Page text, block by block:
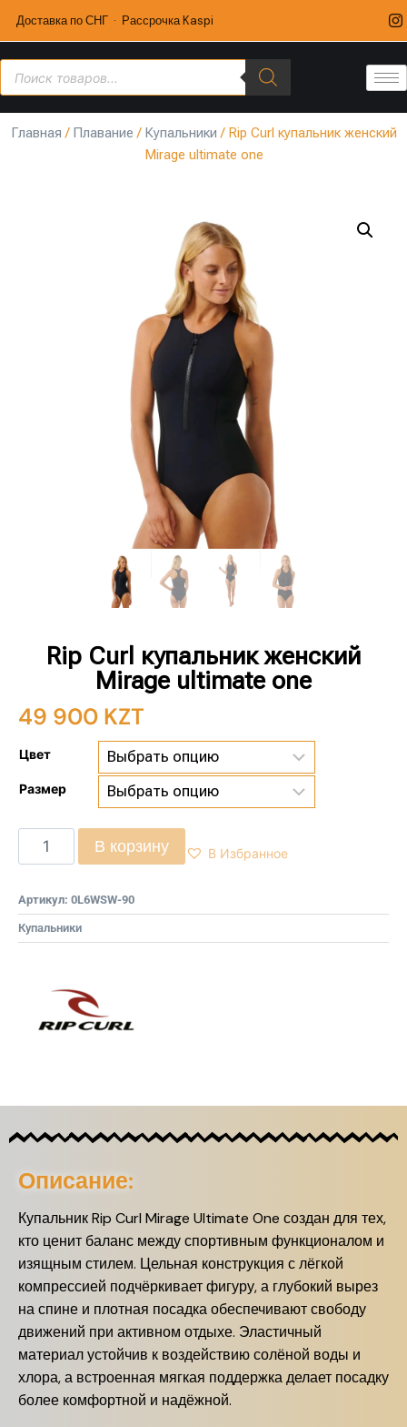
Доставка по СНГ · Рассрочка Kaspi
Главная / Плавание / Купальники / Rip Curl купальник женский
Mirage ultimate one
Rip Curl купальник женский
Mirage ultimate one
49 900 KZT
Цвет
Размер
В корзину В Избранное
Артикул: 0L6WSW-90
Купальники
Описание:
Купальник Rip Curl Mirage Ultimate One создан для тех,
кто ценит баланс между спортивным функционалом и
изящным стилем. Цельная конструкция с лёгкой
компрессией подчёркивает фигуру, а глубокий вырез
на спине и плотная посадка обеспечивают свободу
движений при активном отдыхе. Эластичный
материал устойчив к воздействию солёной воды и
хлора, а встроенная мягкая поддержка делает посадку
более комфортной и надёжной.